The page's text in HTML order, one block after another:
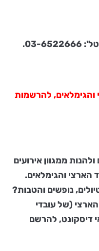
להרשמות
ממגוון אירועים
והגימלאים.
נופשים והטבות?
(של עובדי
דיסקונט, להרשם